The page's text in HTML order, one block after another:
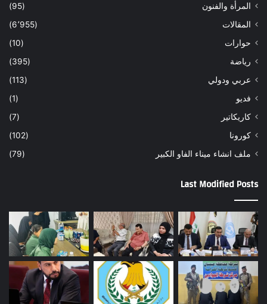
المرأة والفنون
(95)
المقالات
(6٬955)
حوارات
(10)
رياضة
(395)
عربي ودولي
(113)
فديو
(1)
كاريكاتير
(7)
كورونا
(102)
ملف انشاء ميناء الفاو الكبير
(79)
Last Modified Posts